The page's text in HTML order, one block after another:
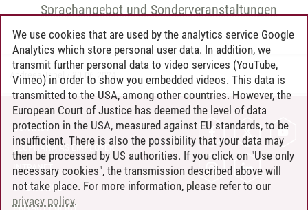
Sprachangebot und Sonderveranstaltungen
Andreea Tribel 30.06.2024
CONTACT
LEUPHANA AS EMPLOYER
INTRANET
SITE NOTICE
PRIVACY POLICY
We use cookies that are used by the analytics service Google
Analytics which store personal user data. In addition, we
transmit further personal data to video services (YouTube,
Vimeo) in order to show you embedded videos. This data is
transmitted to the USA, among other countries. However, the
European Court of Justice has deemed the level of data
protection in the USA, measured against EU standards, to be
insufficient. There is also the possibility that your data may
then be processed by US authorities. If you click on "Use only
necessary cookies", the transmission described above will
not take place. For more information, please refer to our
privacy policy.